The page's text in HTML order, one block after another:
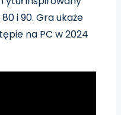
i 90. Gra ukaże
na PC w 2024